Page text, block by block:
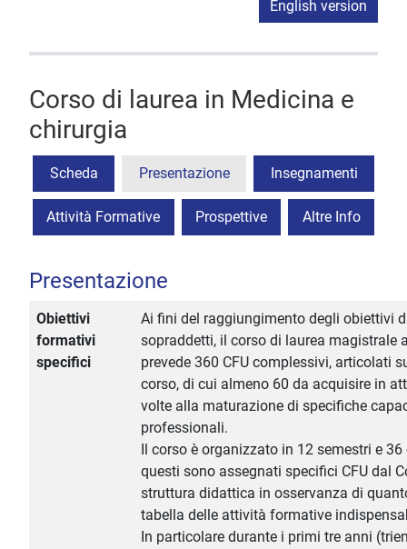
English version
Corso di laurea in Medicina e
chirurgia
Scheda Presentazione Insegnamenti
Attività Formative Prospettive Altre Info
Presentazione
Obiettivi
formativi
specifici
Ai fini del raggiungimento degli obiettivi
sopraddetti, il corso di laurea magistrale
prevede 360 CFU complessivi, articolati
corso, di cui almeno 60 da acquisire in
volte alla maturazione di specifiche
professionali.
Il corso è organizzato in 12 semestri e
questi sono assegnati specifici CFU dal
struttura didattica in osservanza di
tabella delle attività formative
In particolare durante i primi tre anni